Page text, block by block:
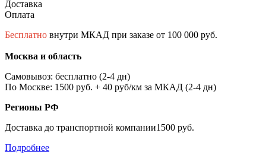
Доставка
Оплата
Бесплатно внутри МКАД при заказе от 100 000 руб.
Москва и область
Самовывоз: бесплатно (2-4 дн)
По Москве: 1500 руб. + 40 руб/км за МКАД (2-4 дн)
Регионы РФ
Доставка до транспортной компании1500 руб.
Подробнее